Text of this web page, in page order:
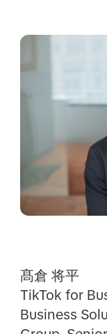
髙倉 将平
TikTok for
Business